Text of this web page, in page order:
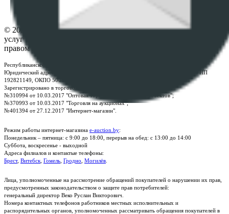
© 2026 Республиканское унитарное предприятие по оказанию
услуг "БелЮрОбеспечение" - Все права защищены авторским
правом
Республиканское унитарное предприятие по оказанию услуг "БелЮрОбеспечение"
Юридический адрес: г. Минск, пр-т. Дзержинского, 1Б, e-mail:
, УНП
192821149, ОКПО 500111895000
Зарегистрировано в торговом реестре Республики Беларусь:
№310994 от 10.03.2017 "Оптовая торговля без торговых объектов";
№370993 от 10.03.2017 "Торговля на аукционах";
№401394 от 27.12.2017 "Интернет-магазин".
Режим работы интернет-магазина e-auction.by:
Понедельник – пятница: с 9:00 до 18:00, перерыв на обед: с 13:00 до 14:00
Суббота, воскресенье - выходной
Адреса филиалов и контактые телефоны:
Брест, Витебск Гомель Гродно Могилёв
Лица, уполномоченные на рассмотрение обращений покупателей о нарушении их прав,
предусмотренных законодательством о защите прав потребителей:
генеральный директор Веко Руслан Викторович.
Номера контактных телефонов работников местных исполнительных и
распорядительных органов, уполномоченных рассматривать обращения покупателей в